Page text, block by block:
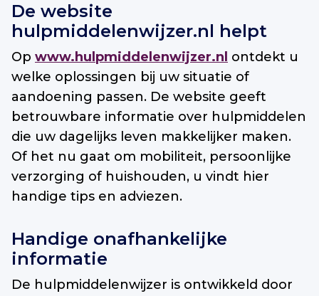
De website
hulpmiddelenwijzer.nl helpt
Op www.hulpmiddelenwijzer.nl ontdekt u
welke oplossingen bij uw situatie of
aandoening passen. De website geeft
betrouwbare informatie over hulpmiddelen
die uw dagelijks leven makkelijker maken.
Of het nu gaat om mobiliteit, persoonlijke
verzorging of huishouden, u vindt hier
handige tips en adviezen.
Handige onafhankelijke
informatie
De hulpmiddelenwijzer is ontwikkeld door